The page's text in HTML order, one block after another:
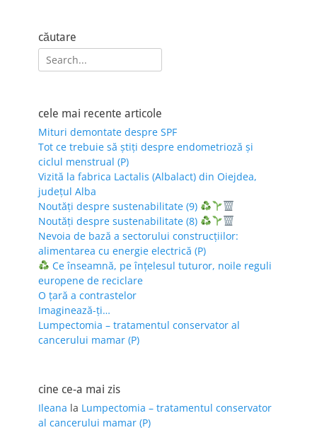
căutare
Search
for:
cele mai recente articole
Mituri demontate despre SPF
Tot ce trebuie să știți despre endometrioză și
ciclul menstrual (P)
Vizită la fabrica Lactalis (Albalact) din Oiejdea,
județul Alba
Noutăți despre sustenabilitate (9)
Noutăți despre sustenabilitate (8)
Nevoia de bază a sectorului construcțiilor:
alimentarea cu energie electrică (P)
Ce înseamnă, pe înțelesul tuturor, noile reguli
europene de reciclare
O țară a contrastelor
Imaginează-ți…
Lumpectomia – tratamentul conservator al
cancerului mamar (P)
cine ce-a mai zis
Ileana la Lumpectomia – tratamentul conservator
al cancerului mamar (P)